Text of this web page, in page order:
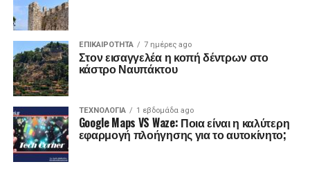
ΕΠΙΚΑΙΡΟΤΗΤΑ 7 ημέρες ago
Στον εισαγγελέα η κοπή δέντρων στο
κάστρο Ναυπάκτου
ΤΕΧΝΟΛΟΓΙΑ 1 εβδομάδα ago
Google Maps VS Waze: Ποια είναι η καλύτερη
εφαρμογή πλοήγησης για το αυτοκίνητο;